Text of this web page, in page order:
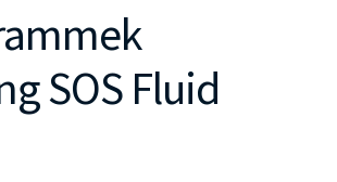
SOS Fluid